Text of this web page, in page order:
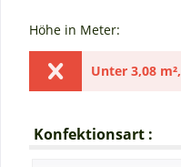
Höhe in Meter:
Unter 3,08 m²,
Konfektionsart :